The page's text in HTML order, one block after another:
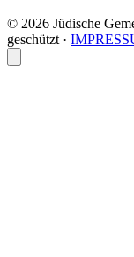
© 2026 Jüdische
geschützt ·